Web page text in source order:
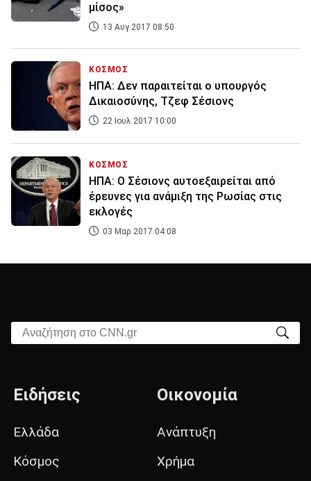
μίσος»
13 Αυγ 2017 08:50
ΚΟΣΜΟΣ
ΗΠΑ: Δεν παραιτείται ο υπουργός
Δικαιοσύνης, Τζεφ Σέσιονς
22 Ιουλ 2017 10:00
ΚΟΣΜΟΣ
ΗΠΑ: Ο Σέσιονς αυτοεξαιρείται από
έρευνες για ανάμιξη της Ρωσίας στις
εκλογές
03 Μαρ 2017 04:08
Αναζήτηση στο CNN.gr
Ειδήσεις
Ελλάδα
Κόσμος
Οικονομία
Ανάπτυξη
Χρήμα